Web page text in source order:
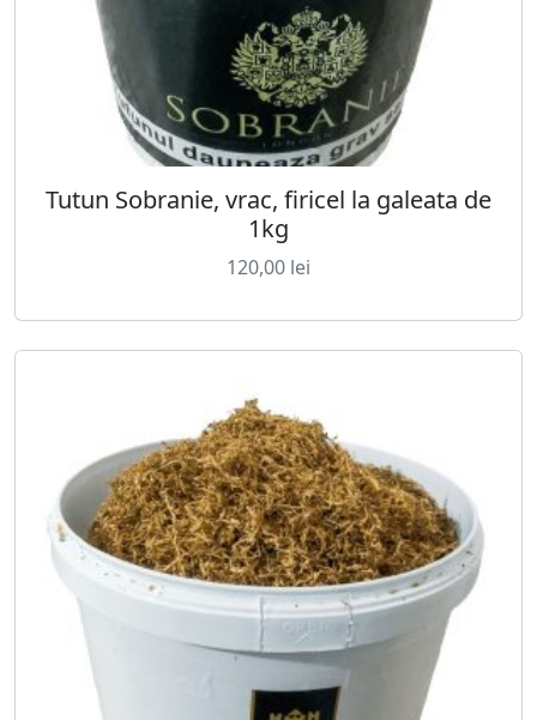
Tutun Sobranie, vrac, firicel la galeata de
1kg
120,00 lei